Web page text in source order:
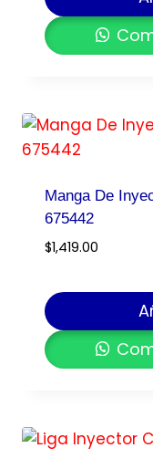
Manga De
675442
$1,419.00